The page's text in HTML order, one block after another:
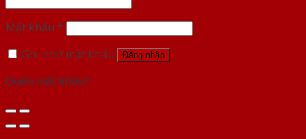
Mật khẩu *
Ghi nhớ mật khẩu
Đăng nhập
Quên mật khẩu?